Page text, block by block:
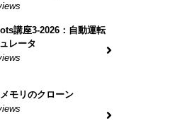
講座3-2026：自動運転
レータ
モリのクローン